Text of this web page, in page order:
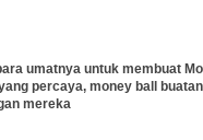
umatnya untuk membuat
percaya, money ball
mereka